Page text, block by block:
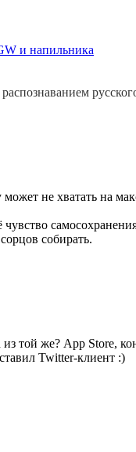
и напильника
не хватать на
собирать.
той же? App
Twitter-клиент :)